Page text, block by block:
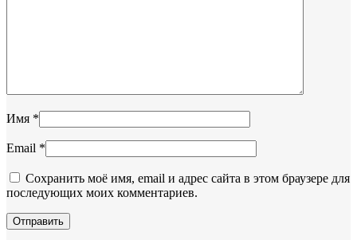
Имя *
Email *
Сохранить моё имя, email и адрес сайта в этом браузере для
последующих моих комментариев.